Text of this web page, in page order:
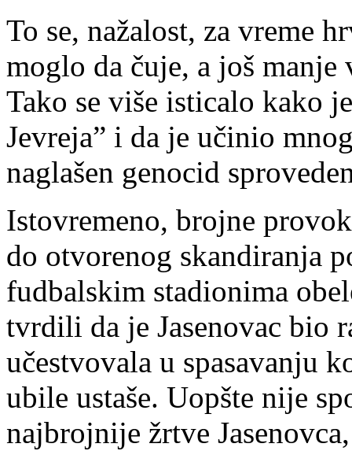
To se, nažalost, za vreme
moglo da čuje, a još
Tako se više isticalo kako
Jevreja” i da je učinio
naglašen genocid
Istovremeno, brojne
do otvorenog skandiranja
fudbalskim stadionima
tvrdili da je Jasenovac bio
učestvovala u spasavanju
ubile ustaše. Uopšte nije
najbrojnije žrtve